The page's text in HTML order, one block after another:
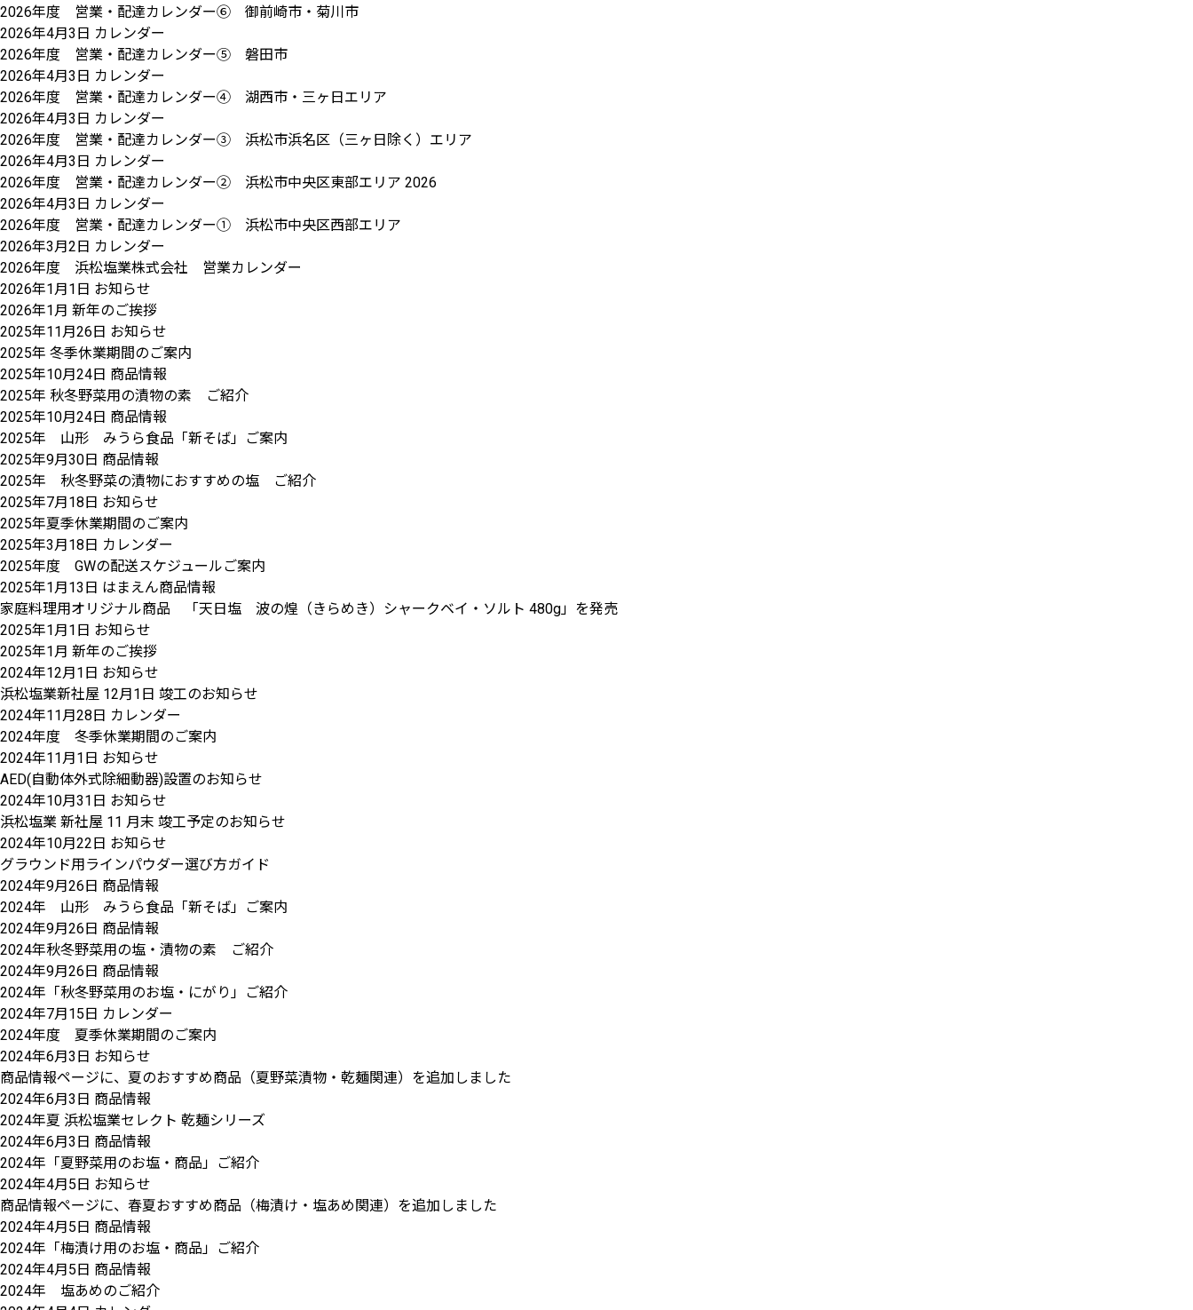
2026年度 営業・配達カレンダー⑥ 御前崎市・菊川市
2026年4月3日 カレンダー
2026年度 営業・配達カレンダー⑤ 磐田市
2026年4月3日 カレンダー
2026年度 営業・配達カレンダー④ 湖西市・三ヶ日エリア
2026年4月3日 カレンダー
2026年度 営業・配達カレンダー③ 浜松市浜名区（三ヶ日除く）エリア
2026年4月3日 カレンダー
2026年度 営業・配達カレンダー② 浜松市中央区東部エリア 2026
2026年4月3日 カレンダー
2026年度 営業・配達カレンダー① 浜松市中央区西部エリア
2026年3月2日 カレンダー
2026年度 浜松塩業株式会社 営業カレンダー
2026年1月1日 お知らせ
2026年1月 新年のご挨拶
2025年11月26日 お知らせ
2025年 冬季休業期間のご案内
2025年10月24日 商品情報
2025年 秋冬野菜用の漬物の素 ご紹介
2025年10月24日 商品情報
2025年 山形 みうら食品「新そば」ご案内
2025年9月30日 商品情報
2025年 秋冬野菜の漬物におすすめの塩 ご紹介
2025年7月18日 お知らせ
2025年夏季休業期間のご案内
2025年3月18日 カレンダー
2025年度 GWの配送スケジュールご案内
2025年1月13日 はまえん商品情報
家庭料理用オリジナル商品 「天日塩 波の煌（きらめき）シャークベイ・ソルト 480g」を発売
2025年1月1日 お知らせ
2025年1月 新年のご挨拶
2024年12月1日 お知らせ
浜松塩業新社屋 12月1日 竣工のお知らせ
2024年11月28日 カレンダー
2024年度 冬季休業期間のご案内
2024年11月1日 お知らせ
AED(自動体外式除細動器)設置のお知らせ
2024年10月31日 お知らせ
浜松塩業 新社屋 11 月末 竣工予定のお知らせ
2024年10月22日 お知らせ
グラウンド用ラインパウダー選び方ガイド
2024年9月26日 商品情報
2024年 山形 みうら食品「新そば」ご案内
2024年9月26日 商品情報
2024年秋冬野菜用の塩・漬物の素 ご紹介
2024年9月26日 商品情報
2024年「秋冬野菜用のお塩・にがり」ご紹介
2024年7月15日 カレンダー
2024年度 夏季休業期間のご案内
2024年6月3日 お知らせ
商品情報ページに、夏のおすすめ商品（夏野菜漬物・乾麺関連）を追加しました
2024年6月3日 商品情報
2024年夏 浜松塩業セレクト 乾麺シリーズ
2024年6月3日 商品情報
2024年「夏野菜用のお塩・商品」ご紹介
2024年4月5日 お知らせ
商品情報ページに、春夏おすすめ商品（梅漬け・塩あめ関連）を追加しました
2024年4月5日 商品情報
2024年「梅漬け用のお塩・商品」ご紹介
2024年4月5日 商品情報
2024年 塩あめのご紹介